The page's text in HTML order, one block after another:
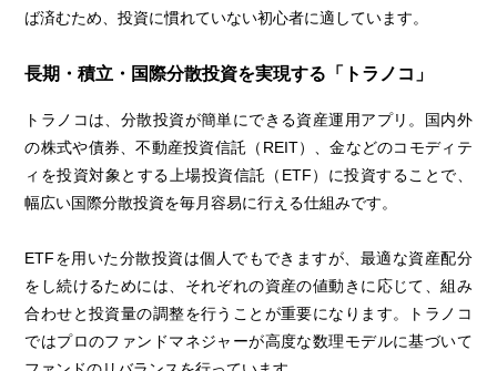
ば済むため、投資に慣れていない初心者に適しています。
長期・積立・国際分散投資を実現する「トラノコ」
トラノコは、分散投資が簡単にできる資産運用アプリ。国内外
の株式や債券、不動産投資信託（REIT）、金などのコモディテ
ィを投資対象とする上場投資信託（ETF）に投資することで、
幅広い国際分散投資を毎月容易に行える仕組みです。
ETFを用いた分散投資は個人でもできますが、最適な資産配分
をし続けるためには、それぞれの資産の値動きに応じて、組み
合わせと投資量の調整を行うことが重要になります。トラノコ
ではプロのファンドマネジャーが高度な数理モデルに基づいて